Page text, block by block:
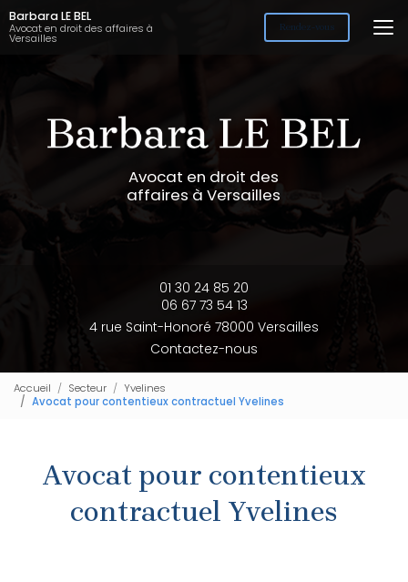
Aller
au
contenu
Barbara LE BEL
Avocat en droit des affaires à
Versailles
Rendez-vous
Avocat en droit des
affaires à Versailles
01 30 24 85 20
06 67 73 54 13
4 rue Saint-Honoré 78000 Versailles
Contactez-nous
Accueil Secteur
Yvelines
Avocat pour contentieux contractuel Yvelines
Avocat pour contentieux
contractuel Yvelines